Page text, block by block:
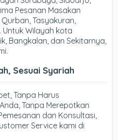
Pesanan Masakan
Tasyakuran,
Wilayah kota
Bangkalan, dan Sekitarnya,
Sesuai Syariah
Tanpa Harus
Tanpa Merepotkan
dan Konsultasi,
Service kami di